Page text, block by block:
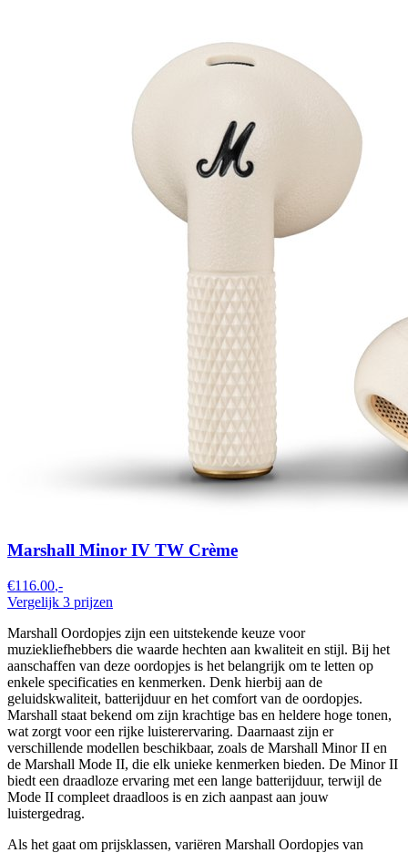
Marshall Minor IV TW Crème
€116.00,-
Vergelijk 3 prijzen
Marshall Oordopjes zijn een uitstekende keuze voor
muziekliefhebbers die waarde hechten aan kwaliteit en stijl. Bij het
aanschaffen van deze oordopjes is het belangrijk om te letten op
enkele specificaties en kenmerken. Denk hierbij aan de
geluidskwaliteit, batterijduur en het comfort van de oordopjes.
Marshall staat bekend om zijn krachtige bas en heldere hoge tonen,
wat zorgt voor een rijke luisterervaring. Daarnaast zijn er
verschillende modellen beschikbaar, zoals de Marshall Minor II en
de Marshall Mode II, die elk unieke kenmerken bieden. De Minor II
biedt een draadloze ervaring met een lange batterijduur, terwijl de
Mode II compleet draadloos is en zich aanpast aan jouw
luistergedrag.
Als het gaat om prijsklassen, variëren Marshall Oordopjes van